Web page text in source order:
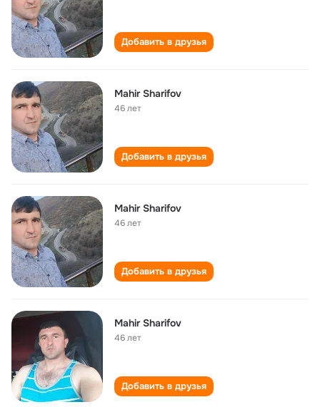
Добавить в друзья
Mahir Sharifov
46 лет
Добавить в друзья
Mahir Sharifov
46 лет
Добавить в друзья
Mahir Sharifov
46 лет
Добавить в друзья